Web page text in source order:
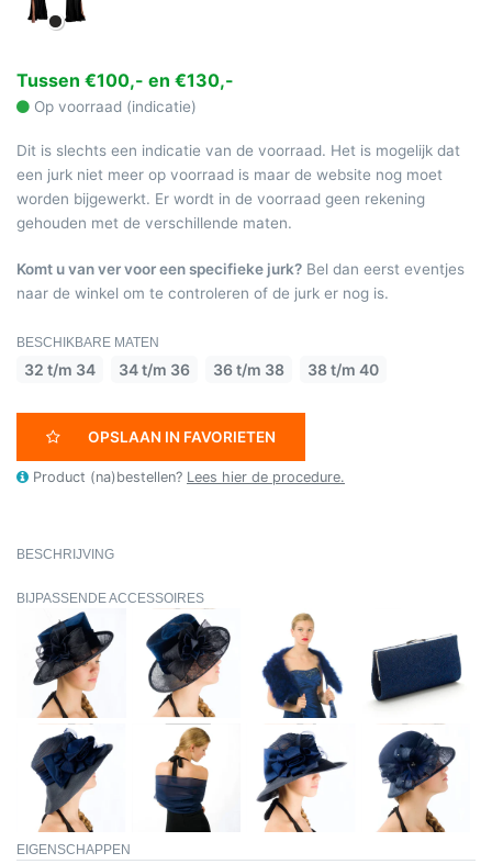
Tussen €100,- en €130,-
Op voorraad (indicatie)
Dit is slechts een indicatie van de voorraad. Het is mogelijk dat
een jurk niet meer op voorraad is maar de website nog moet
worden bijgewerkt. Er wordt in de voorraad geen rekening
gehouden met de verschillende maten.
Komt u van ver voor een specifieke jurk? Bel dan eerst eventjes
naar de winkel om te controleren of de jurk er nog is.
BESCHIKBARE MATEN
32 t/m 34 34 t/m 36 36 t/m 38 38 t/m 40
OPSLAAN IN FAVORIETEN
Product (na)bestellen? Lees hier de procedure.
BESCHRIJVING
BIJPASSENDE ACCESSOIRES
EIGENSCHAPPEN